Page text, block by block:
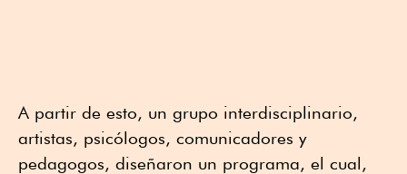
A partir de esto, un grupo interdisciplinario,
artistas, psicólogos, comunicadores y
pedagogos, diseñaron un programa, el cual,